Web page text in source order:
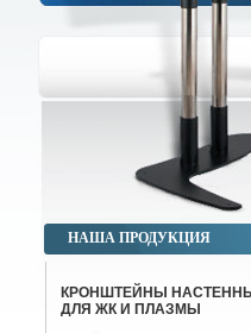
НАША ПРОДУКЦИЯ
КРОНШТЕЙНЫ
ДЛЯ ЖК И ПЛАЗМЫ